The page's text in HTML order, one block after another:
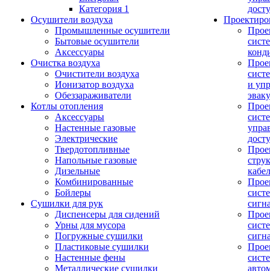
Категория 1
Осушители воздуха
Промышленные осушители
Бытовые осушители
Аксессуары
Очистка воздуха
Очистители воздуха
Ионизатор воздуха
Обеззараживатели
Котлы отопления
Аксессуары
Настенные газовые
Электрические
Твердотопливные
Напольные газовые
Дизельные
Комбинированные
Бойлеры
Сушилки для рук
Диспенсеры для сидений
Урны для мусора
Погружные сушилки
Пластиковые сушилки
Настенные фены
Металлические сушилки
и